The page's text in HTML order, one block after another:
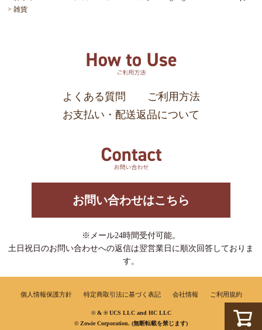
雑貨
よくある質問
ご利用方法
お支払い・配送返品について
お問い合わせはこちら
※メール24時間受付可能。
土日祝日のお問い合わせへの返信は翌営業日に順次回答しておりま
す。
個人情報保護方針 特定商取引法に基づく表記 会社情報 ご利用規約
© & ® UCS LLC and HC LLC
© Zowie Corporation. (無断転載を禁じます)